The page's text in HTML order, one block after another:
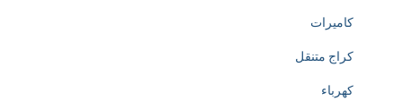
كاميرات
كراج متنقل
كهرباء